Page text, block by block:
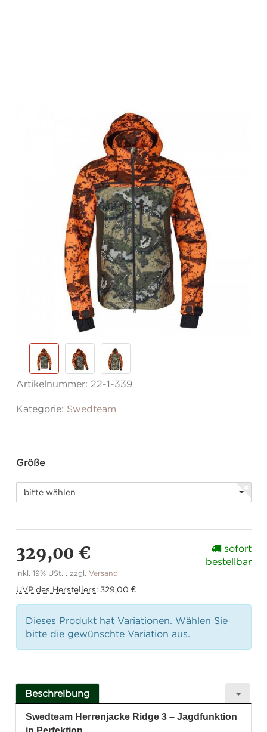
Artikelnummer: 22-1-339
Kategorie: Swedteam
Größe
bitte wählen
329,00 €
inkl. 19% USt. , zzgl.Versand
UVP des Herstellers: 329,00 €
sofort
bestellbar
Dieses Produkt hat Variationen. Wählen Sie
bitte die gewünschte Variation aus.
Beschreibung
Swedteam Herrenjacke Ridge 3 – Jagdfunktion